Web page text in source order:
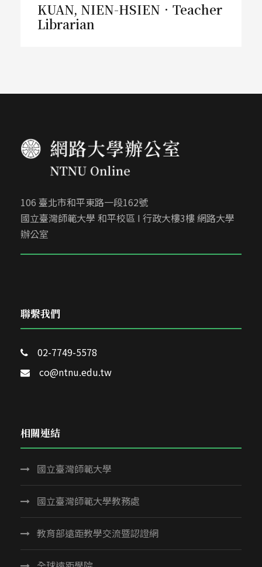
KUAN, NIEN-HSIEN．Teacher
Librarian
106 臺北市和平東路一段162號
國立臺灣師範大學 和平校區 I 行政大樓3樓 網路大學
辦公室
聯繫我們
02-7749-5578
co@ntnu.edu.tw
相關連結
國立臺灣師範大學
國立臺灣師範大學教務處
教育部遠距教學交流暨認證網